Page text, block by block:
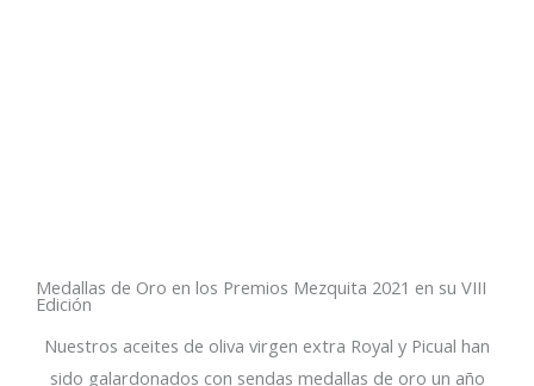
Medallas de Oro en los Premios Mezquita 2021 en su VIII
Edición
Nuestros aceites de oliva virgen extra Royal y Picual han
sido galardonados con sendas medallas de oro un año